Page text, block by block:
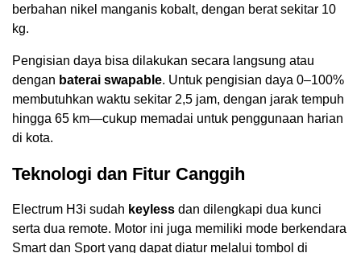
berbahan nikel manganis kobalt, dengan berat sekitar 10
kg.
Pengisian daya bisa dilakukan secara langsung atau
dengan baterai swapable. Untuk pengisian daya 0–100%
membutuhkan waktu sekitar 2,5 jam, dengan jarak tempuh
hingga 65 km—cukup memadai untuk penggunaan harian
di kota.
Teknologi dan Fitur Canggih
Electrum H3i sudah keyless dan dilengkapi dua kunci
serta dua remote. Motor ini juga memiliki mode berkendara
Smart dan Sport yang dapat diatur melalui tombol di